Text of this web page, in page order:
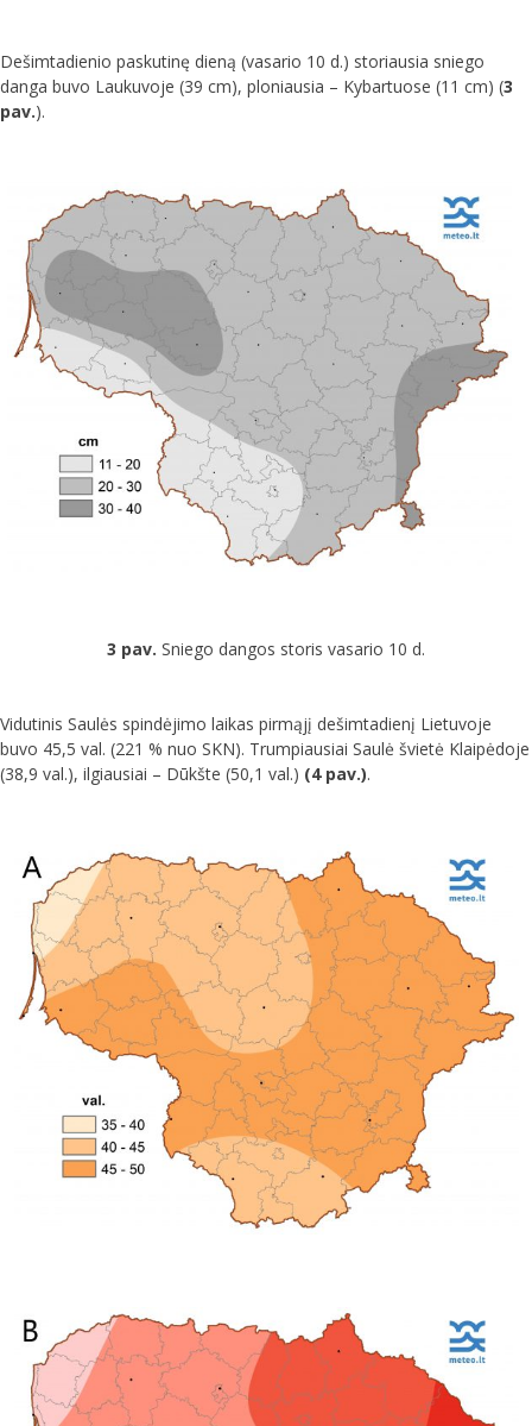
Dešimtadienio paskutinę dieną (vasario 10 d.) storiausia sniego
danga buvo Laukuvoje (39 cm), ploniausia – Kybartuose (11 cm) (3
pav.).
3 pav. Sniego dangos storis vasario 10 d.
Vidutinis Saulės spindėjimo laikas pirmąjį dešimtadienį Lietuvoje
buvo 45,5 val. (221 % nuo SKN). Trumpiausiai Saulė švietė Klaipėdoje
(38,9 val.), ilgiausiai – Dūkšte (50,1 val.) (4 pav.).